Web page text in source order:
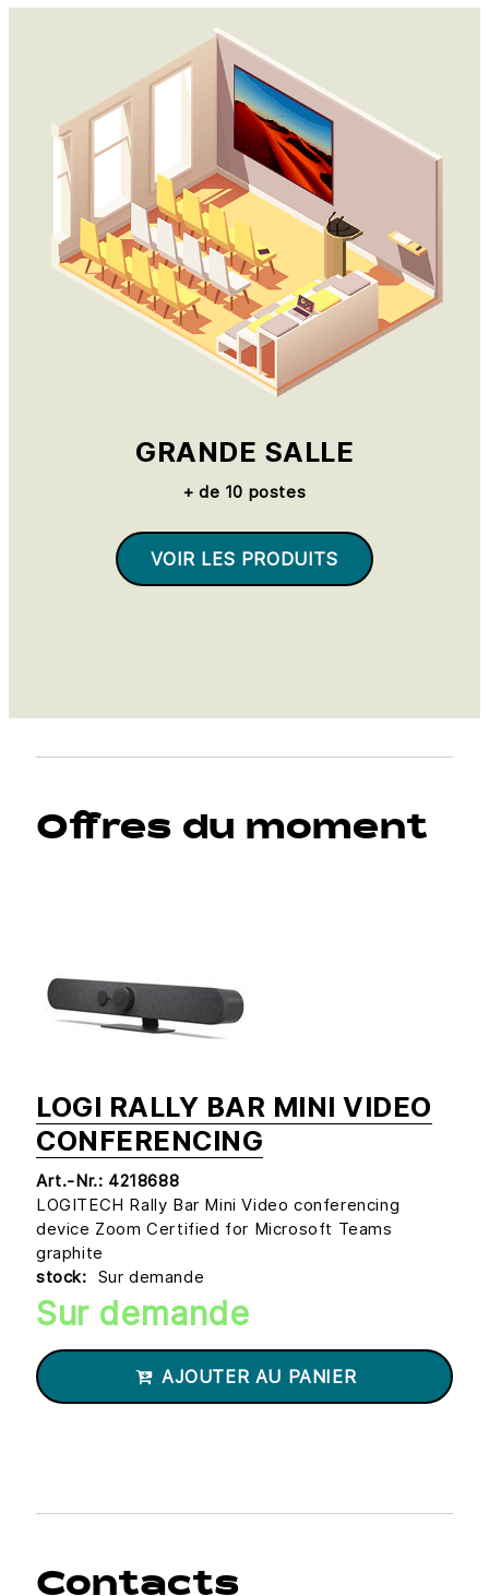
GRANDE SALLE
+ de 10 postes
VOIR LES PRODUITS
Offres du moment
LOGI RALLY BAR MINI VIDEO
CONFERENCING
Art.-Nr.: 4218688
LOGITECH Rally Bar Mini Video conferencing
device Zoom Certified for Microsoft Teams
graphite
stock: Sur demande
Sur demande
AJOUTER AU PANIER
Contacts